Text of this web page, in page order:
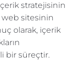
stratejisinin
web sitesinin
olarak, içerik
bir süreçtir.